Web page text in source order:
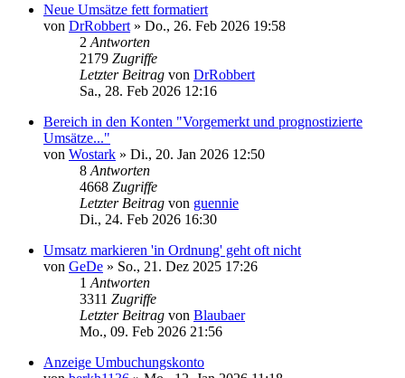
Neue Umsätze fett formatiert
von DrRobbert » Do., 26. Feb 2026 19:58
2 Antworten
2179 Zugriffe
Letzter Beitrag von DrRobbert
Sa., 28. Feb 2026 12:16
Bereich in den Konten "Vorgemerkt und prognostizierte
Umsätze..."
von Wostark » Di., 20. Jan 2026 12:50
8 Antworten
4668 Zugriffe
Letzter Beitrag von guennie
Di., 24. Feb 2026 16:30
Umsatz markieren 'in Ordnung' geht oft nicht
von GeDe » So., 21. Dez 2025 17:26
1 Antworten
3311 Zugriffe
Letzter Beitrag von Blaubaer
Mo., 09. Feb 2026 21:56
Anzeige Umbuchungskonto